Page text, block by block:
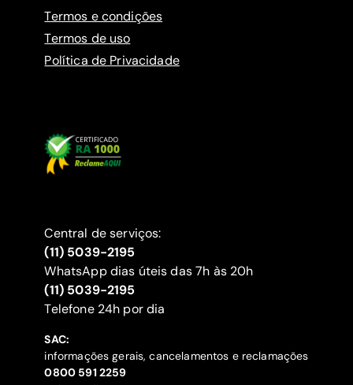
Termos e condições
Termos de uso
Política de Privacidade
Central de serviços:
(11) 5039-2195
WhatsApp dias úteis das 7h às 20h
(11) 5039-2195
‍Telefone 24h por dia
SAC:
informações gerais, cancelamentos e reclamações
‍0800 591 2259